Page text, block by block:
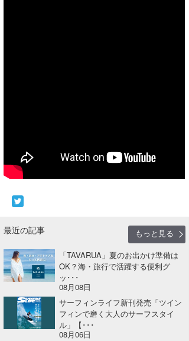
最近の記事
もっと見る
「TAVARUA」夏のお出かけ準備は
OK？海・旅行で活躍する便利グ
ッ･･･
08月08日
サーフィンライフ新刊発売「ツイン
フィンで磨く大人のサーフスタイ
ル」【･･･
08月06日